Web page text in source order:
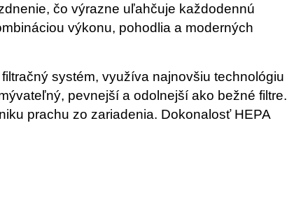
čo výrazne uľahčuje každodennú
výkonu, pohodlia a moderných
systém, využíva najnovšiu technológiu
pevnejší a odolnejší ako bežné filtre.
prachu zo zariadenia. Dokonalosť HEPA